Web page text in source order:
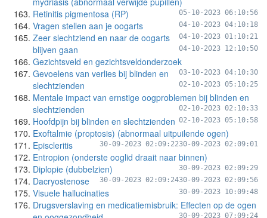
05-10-2023 06:10:56
Retinitis pigmentosa (RP)
04-10-2023 04:10:18
Vragen stellen aan je oogarts
04-10-2023 01:10:21
Zeer slechtziend en naar de oogarts
blijven gaan
04-10-2023 12:10:50
Gezichtsveld en gezichtsveldonderzoek
03-10-2023 04:10:30
Gevoelens van verlies bij blinden en
slechtzienden
02-10-2023 05:10:25
Mentale impact van ernstige oogproblemen bij blinden en
slechtzienden
02-10-2023 02:10:33
Hoofdpijn bij blinden en slechtzienden 02-10-2023 05:10:58
Exoftalmie (proptosis) (abnormaal uitpuilende ogen)
30-09-2023 02:09:01
Episcleritis 30-09-2023 02:09:22
Entropion (onderste ooglid draait naar binnen)
30-09-2023 02:09:29
Diplopie (dubbelzien)
30-09-2023 02:09:56
Dacryostenose 30-09-2023 02:09:24
Visuele hallucinaties 30-09-2023 10:09:48
Drugsverslaving en medicatiemisbruik: Effecten op de ogen
30-09-2023 07:09:24